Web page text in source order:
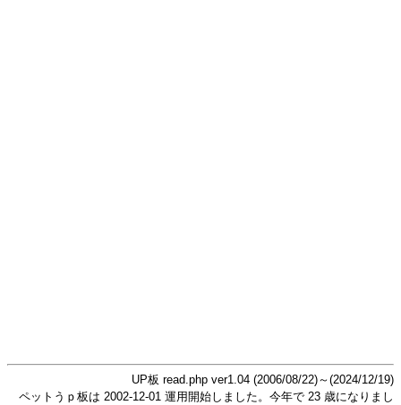
UP板 read.php ver1.04 (2006/08/22)～(2024/12/19)
ペットうｐ板は 2002-12-01 運用開始しました。今年で 23 歳になりまし